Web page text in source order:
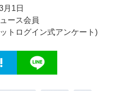
月1日
ース会員
トログイン式アンケート)